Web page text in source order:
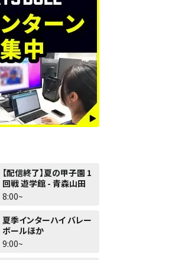
【配信終了】夏の甲子園 1
回戦 遊学館 - 青森山田
8:00~
夏季インターハイ バレー
ボールほか
9:00~